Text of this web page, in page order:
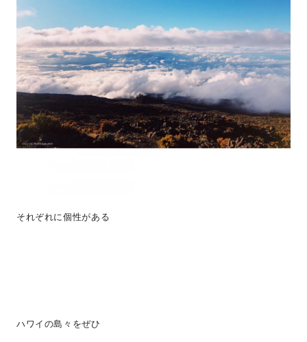
それぞれに個性がある
ハワイの島々をぜひ